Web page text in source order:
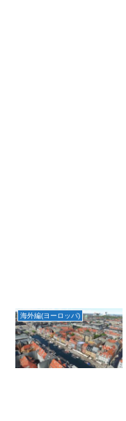
海外編(ヨーロッパ)